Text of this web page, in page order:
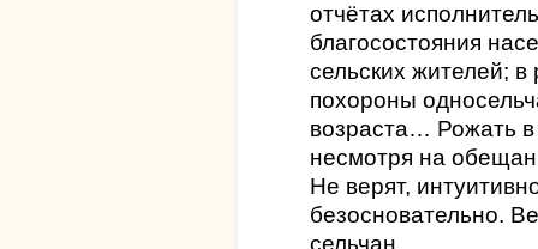
отчётах
благосостояния
сельских жителей;
похороны
возраста… Рожать
несмотря на
Не верят,
безосновательно.
сельчан.